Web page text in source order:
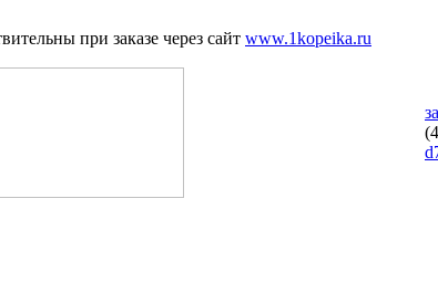
при заказе через сайт www.1kopeika.ru